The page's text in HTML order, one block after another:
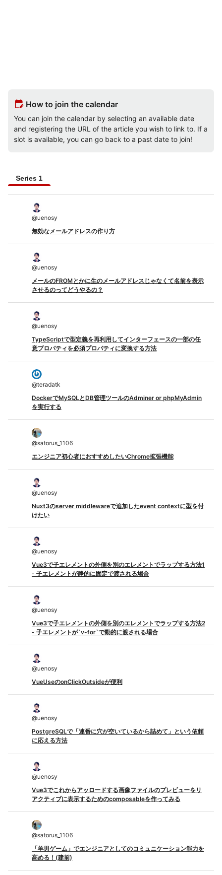
edit_calendar How to join the calendar
You can join the calendar by selecting an available date
and registering the URL of the article you wish to link to. If a
slot is available, you can go back to a past date to join!
Series 1
@uenosy
無効なメールアドレスの作り方
@uenosy
メールのFROMとかに生のメールアドレスじゃなくて名前を表示
させるのってどうやるの？
@uenosy
TypeScriptで型定義を再利用してインターフェースの一部の任
意プロパティを必須プロパティに変換する方法
@teradatk
DockerでMySQLとDB管理ツールのAdminer or phpMyAdmin
を実行する
@satorus_1106
エンジニア初心者におすすめしたいChrome拡張機能
@uenosy
Nuxt3のserver middlewareで追加したevent contextに型を付
けたい
@uenosy
Vue3で子エレメントの外側を別のエレメントでラップする方法1
- 子エレメントが静的に固定で渡される場合
@uenosy
Vue3で子エレメントの外側を別のエレメントでラップする方法2
- 子エレメントが`v-for`で動的に渡される場合
@uenosy
VueUseのonClickOutsideが便利
@uenosy
PostgreSQLで「連番に穴が空いているから詰めて」という依頼
に応える方法
@uenosy
Vue3でこれからアッロードする画像ファイルのプレビューをリ
アクティブに表示するためのcomposableを作ってみる
@satorus_1106
「羊男ゲーム」でエンジニアとしてのコミュニケーション能力を
高める！(建前)